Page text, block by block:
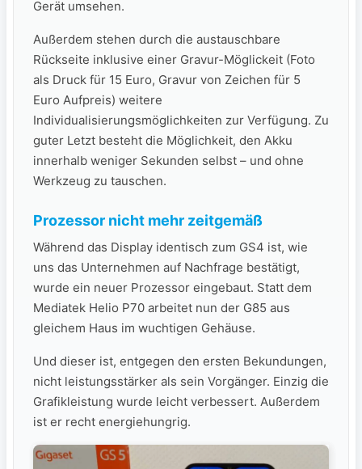
Gerät umsehen.
Außerdem stehen durch die austauschbare
Rückseite inklusive einer Gravur-Möglickeit (Foto
als Druck für 15 Euro, Gravur von Zeichen für 5
Euro Aufpreis) weitere
Individualisierungsmöglichkeiten zur Verfügung. Zu
guter Letzt besteht die Möglichkeit, den Akku
innerhalb weniger Sekunden selbst – und ohne
Werkzeug zu tauschen.
Prozessor nicht mehr zeitgemäß
Während das Display identisch zum GS4 ist, wie
uns das Unternehmen auf Nachfrage bestätigt,
wurde ein neuer Prozessor eingebaut. Statt dem
Mediatek Helio P70 arbeitet nun der G85 aus
gleichem Haus im wuchtigen Gehäuse.
Und dieser ist, entgegen den ersten Bekundungen,
nicht leistungsstärker als sein Vorgänger. Einzig die
Grafikleistung wurde leicht verbessert. Außerdem
ist er recht energiehungrig.